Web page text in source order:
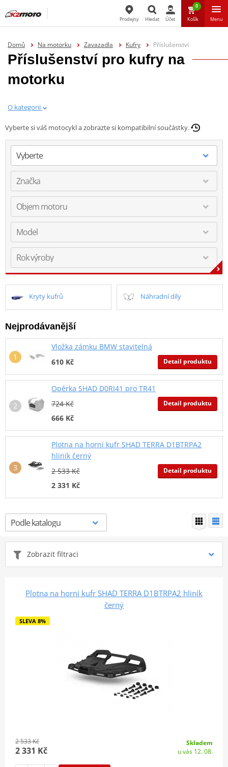
Prodejny Hledat Účet
0
Košík Menu
Domů Na motorku Zavazadla Kufry Příslušenství
Příslušenství pro kufry na
motorku
O kategorii
Vyberte si váš motocykl a zobrazte si kompatibilní součástky.
Kryty kufrů Náhradní díly
Nejprodávanější
Vložka zámku BMW stavitelná
610 Kč
Detail produktu
Opěrka SHAD D0RI41 pro TR41
724 Kč
666 Kč
Detail produktu
Plotna na horní kufr SHAD TERRA D1BTRPA2
hliník černý
2 533 Kč
2 331 Kč
Detail produktu
Zobrazit filtraci
Plotna na horní kufr SHAD TERRA D1BTRPA2 hliník
černý
SLEVA 8%
2 533 Kč
2 331 Kč
Skladem
u vás 12. 08.